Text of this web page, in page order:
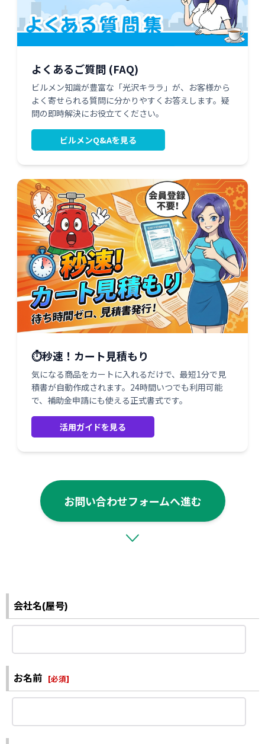
よくあるご質問 (FAQ)
ビルメン知識が豊富な「光沢キララ」が、お客様から
よく寄せられる質問に分かりやすくお答えします。疑
問の即時解決にお役立てください。
ビルメンQ&Aを見る
⏱️秒速！カート見積もり
気になる商品をカートに入れるだけで、最短1分で見
積書が自動作成されます。24時間いつでも利用可能
で、補助金申請にも使える正式書式です。
活用ガイドを見る
お問い合わせフォームへ進む
会社名(屋号)
お名前 [必須]